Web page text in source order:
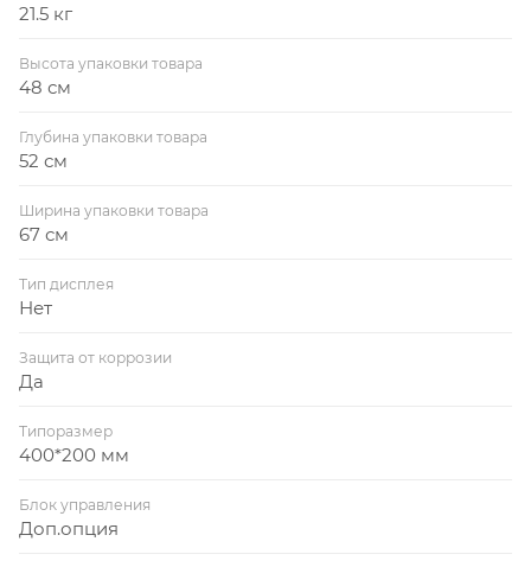
21.5 кг
Высота упаковки товара
48 см
Глубина упаковки товара
52 см
Ширина упаковки товара
67 см
Тип дисплея
Нет
Защита от коррозии
Да
Типоразмер
400*200 мм
Блок управления
Доп.опция